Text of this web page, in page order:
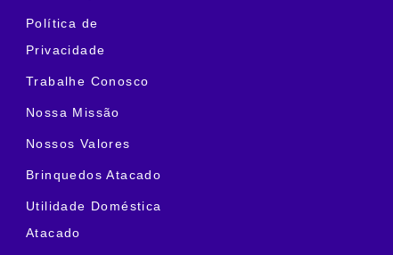
Política de
Privacidade
Trabalhe Conosco
Nossa Missão
Nossos Valores
Brinquedos Atacado
Utilidade Doméstica
Atacado